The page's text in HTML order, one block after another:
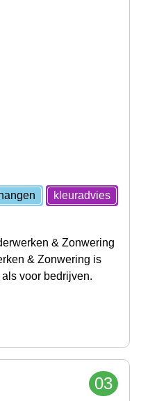
kleuradvies
& Zonwering
& Zonwering is
voor bedrijven.
03